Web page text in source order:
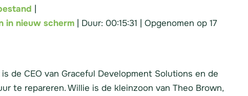
Spotify
in nieuw scherm
Duur: 00:15:31
Opgenomen op 17
is de CEO van Graceful Development Solutions en de
te repareren. Willie is de kleinzoon van Theo Brown,